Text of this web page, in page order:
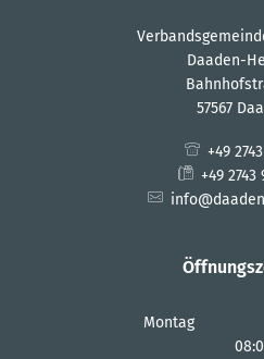
Daaden-
57567
+49
+49 2743
Montag